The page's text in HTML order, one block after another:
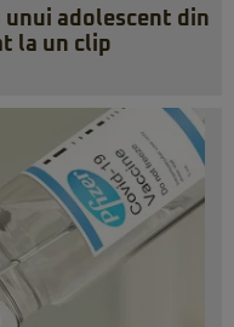
unui adolescent din
la un clip